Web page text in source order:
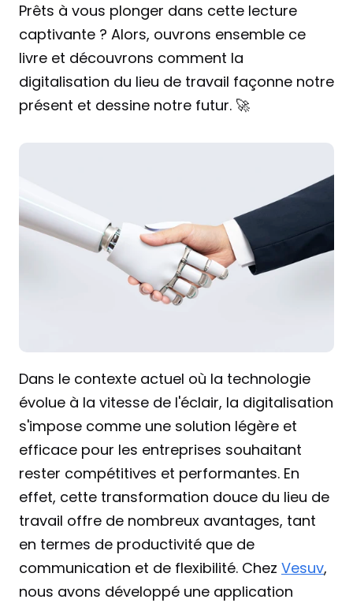
Prêts à vous plonger dans cette lecture
captivante ? Alors, ouvrons ensemble ce
livre et découvrons comment la
digitalisation du lieu de travail façonne notre
présent et dessine notre futur. 🚀
Dans le contexte actuel où la technologie
évolue à la vitesse de l'éclair, la digitalisation
s'impose comme une solution légère et
efficace pour les entreprises souhaitant
rester compétitives et performantes. En
effet, cette transformation douce du lieu de
travail offre de nombreux avantages, tant
en termes de productivité que de
communication et de flexibilité. Chez Vesuv,
nous avons développé une application